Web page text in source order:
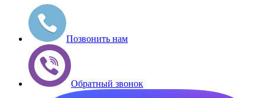
Позвонить нам
Обратный звонок